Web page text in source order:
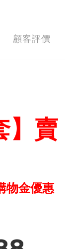
顧客評價
】賣
物金優惠